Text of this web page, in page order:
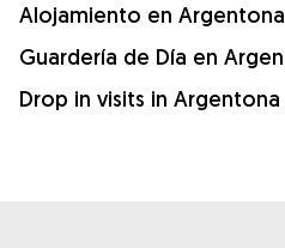
Alojamiento en Argentona
Guardería de Día en
Drop in visits in Argentona